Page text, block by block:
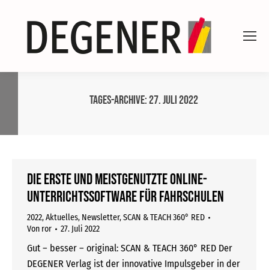
Tages-Archive:27. Juli 2022
Die erste und meistgenutzte Online-
Unterrichtssoftware für Fahrschulen
2022,Aktuelles, Newsletter,SCAN & TEACH 360° RED
Von ror 27. Juli 2022
Gut – besser – original: SCAN & TEACH 360° RED Der
DEGENER Verlag ist der innovative Impulsgeber in der